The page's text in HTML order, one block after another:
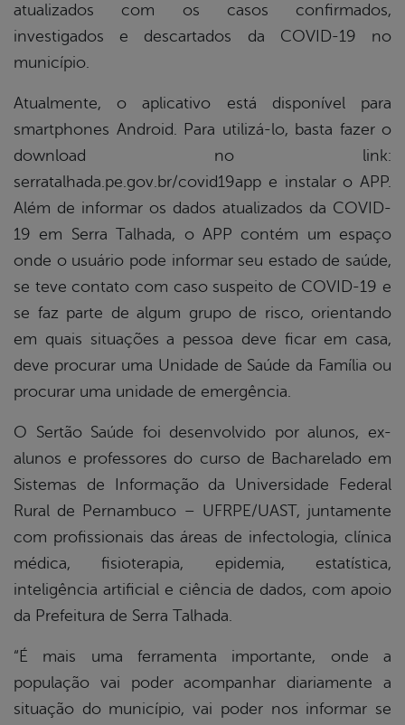
atualizados com os casos confirmados,
investigados e descartados da COVID-19 no
município.
Atualmente, o aplicativo está disponível para
smartphones Android. Para utilizá-lo, basta fazer o
download no link:
serratalhada.pe.gov.br/covid19app e instalar o APP.
Além de informar os dados atualizados da COVID-
19 em Serra Talhada, o APP contém um espaço
onde o usuário pode informar seu estado de saúde,
se teve contato com caso suspeito de COVID-19 e
se faz parte de algum grupo de risco, orientando
em quais situações a pessoa deve ficar em casa,
deve procurar uma Unidade de Saúde da Família ou
procurar uma unidade de emergência.
O Sertão Saúde foi desenvolvido por alunos, ex-
alunos e professores do curso de Bacharelado em
Sistemas de Informação da Universidade Federal
Rural de Pernambuco – UFRPE/UAST, juntamente
com profissionais das áreas de infectologia, clínica
médica, fisioterapia, epidemia, estatística,
inteligência artificial e ciência de dados, com apoio
da Prefeitura de Serra Talhada.
“É mais uma ferramenta importante, onde a
população vai poder acompanhar diariamente a
situação do município, vai poder nos informar se